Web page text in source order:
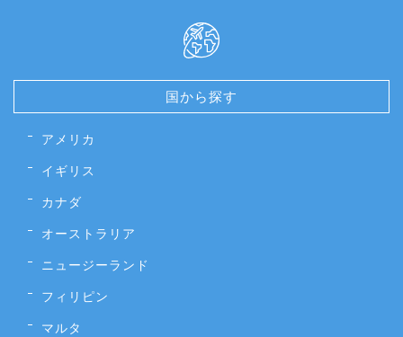
国から探す
アメリカ
イギリス
カナダ
オーストラリア
ニュージーランド
フィリピン
マルタ